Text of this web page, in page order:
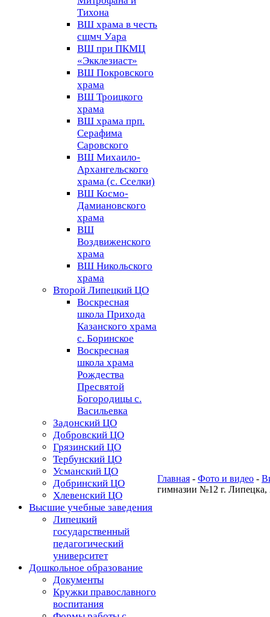
Тихона
ВШ храма в честь
сщмч Уара
ВШ при ПКМЦ
«Экклезиаст»
ВШ Покровского
храма
ВШ Троицкого
храма
ВШ храма прп.
Серафима
Саровского
ВШ Михаило-
Архангельского
храма (с. Сселки)
ВШ Космо-
Дамиановского
храма
ВШ
Воздвиженского
храма
ВШ Никольского
храма
Второй Липецкий ЦО
Воскресная
школа Прихода
Казанского храма
с. Боринское
Воскресная
школа храма
Рождества
Пресвятой
Богородицы с.
Васильевка
Задонский ЦО
Добровский ЦО
Грязинский ЦО
Тербунский ЦО
Усманский ЦО
Добринский ЦО
Хлевенский ЦО
Высшие учебные заведения
Липецкий
государственный
педагогический
университет
Дошкольное образование
Документы
Кружки православного
воспитания
Главная - Фото и видео -
гимназии №12 г. Липецка,